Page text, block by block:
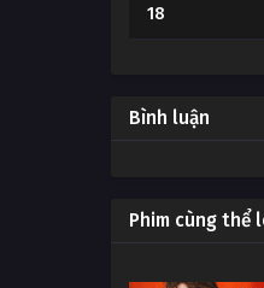
18
16
14
Bình luận
Phim cùng thể